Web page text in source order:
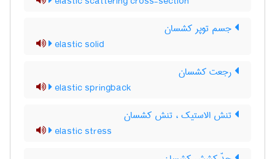
جسم توپر کشسان
elastic solid
رجعت کشسان
elastic springback
تنش الاستیک ، تنش کشسان
elastic stress